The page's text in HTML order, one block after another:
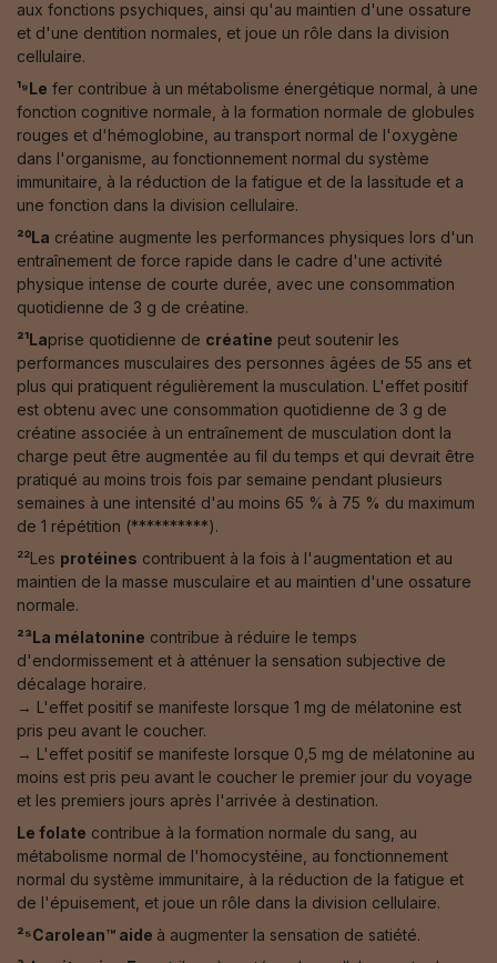
aux fonctions psychiques, ainsi qu'au maintien d'une ossature
et d'une dentition normales, et joue un rôle dans la division
cellulaire.
¹⁹Le fer contribue à un métabolisme énergétique normal, à une
fonction cognitive normale, à la formation normale de globules
rouges et d'hémoglobine, au transport normal de l'oxygène
dans l'organisme, au fonctionnement normal du système
immunitaire, à la réduction de la fatigue et de la lassitude et a
une fonction dans la division cellulaire.
²⁰La créatine augmente les performances physiques lors d'un
entraînement de force rapide dans le cadre d'une activité
physique intense de courte durée, avec une consommation
quotidienne de 3 g de créatine.
²¹Laprise quotidienne de créatine peut soutenir les
performances musculaires des personnes âgées de 55 ans et
plus qui pratiquent régulièrement la musculation. L'effet positif
est obtenu avec une consommation quotidienne de 3 g de
créatine associée à un entraînement de musculation dont la
charge peut être augmentée au fil du temps et qui devrait être
pratiqué au moins trois fois par semaine pendant plusieurs
semaines à une intensité d'au moins 65 % à 75 % du maximum
de 1 répétition (**********).
²²Les protéines contribuent à la fois à l'augmentation et au
maintien de la masse musculaire et au maintien d'une ossature
normale.
²³La mélatonine contribue à réduire le temps
d'endormissement et à atténuer la sensation subjective de
décalage horaire.
→ L'effet positif se manifeste lorsque 1 mg de mélatonine est
pris peu avant le coucher.
→ L'effet positif se manifeste lorsque 0,5 mg de mélatonine au
moins est pris peu avant le coucher le premier jour du voyage
et les premiers jours après l'arrivée à destination.
Le folate contribue à la formation normale du sang, au
métabolisme normal de l'homocystéine, au fonctionnement
normal du système immunitaire, à la réduction de la fatigue et
de l'épuisement, et joue un rôle dans la division cellulaire.
²⁵Carolean™️ aide à augmenter la sensation de satiété.